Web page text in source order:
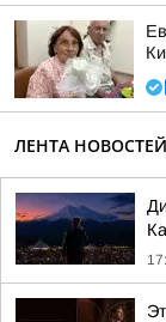
ЛЕНТА НОВОСТЕЙ